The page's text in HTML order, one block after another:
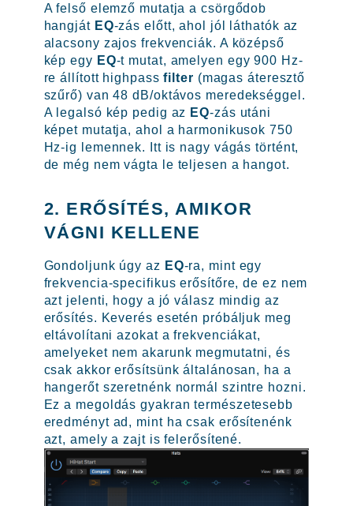
A felső elemző mutatja a csörgődob
hangját EQ-zás előtt, ahol jól láthatók az
alacsony zajos frekvenciák. A középső
kép egy EQ-t mutat, amelyen egy 900 Hz-
re állított highpassfilter (magas áteresztő
szűrő) van 48 dB/oktávos meredekséggel.
A legalsó kép pedig az EQ-zás utáni
képet mutatja, ahol a harmonikusok 750
Hz-ig lemennek. Itt is nagy vágás történt,
de még nem vágta le teljesen a hangot.
2. ERŐSÍTÉS, AMIKOR
VÁGNI KELLENE
Gondoljunk úgy az EQ-ra, mint egy
frekvencia-specifikus erősítőre, de ez nem
azt jelenti, hogy a jó válasz mindig az
erősítés. Keverés esetén próbáljuk meg
eltávolítani azokat a frekvenciákat,
amelyeket nem akarunk megmutatni, és
csak akkor erősítsünk általánosan, ha a
hangerőt szeretnénk normál szintre hozni.
Ez a megoldás gyakran természetesebb
eredményt ad, mint ha csak erősítenénk
azt, amely a zajt is felerősítené.